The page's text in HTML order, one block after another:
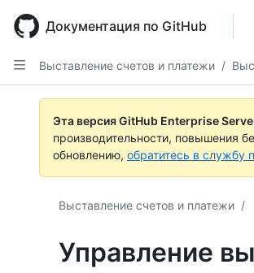
main
content
Документация по GitHub
Выставление счетов и платежи /
Эта версия GitHub Enterprise
производительности, повышения
обновлению, обратитесь в службу
Выставление счетов и платежи /
Управление